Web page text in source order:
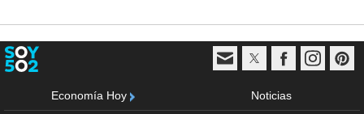
Economía Hoy Noticias